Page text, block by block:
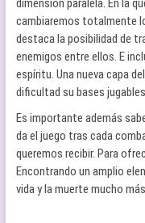
dimensión paralela. En la
cambiaremos totalmente
destaca la posibilidad de
enemigos entre ellos. E
espíritu. Una nueva capa
dificultad su bases
Es importante además
da el juego tras cada
queremos recibir. Para
Encontrando un amplio
vida y la muerte mucho